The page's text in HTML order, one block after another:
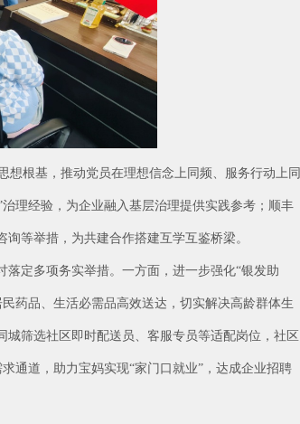
根基，推动党员在理想信念上同频、服务行动上同
理经验，为企业融入基层治理提供实践参考；顺丰
等举措，为共建合作搭建互学互鉴桥梁。
定多项务实举措。一方面，进一步强化“银发助
药品、生活必需品高效送达，切实解决高龄群体生
筛选社区即时配送员、客服专员等适配岗位，社区
通道，助力宝妈实现“家门口就业”，达成企业招聘